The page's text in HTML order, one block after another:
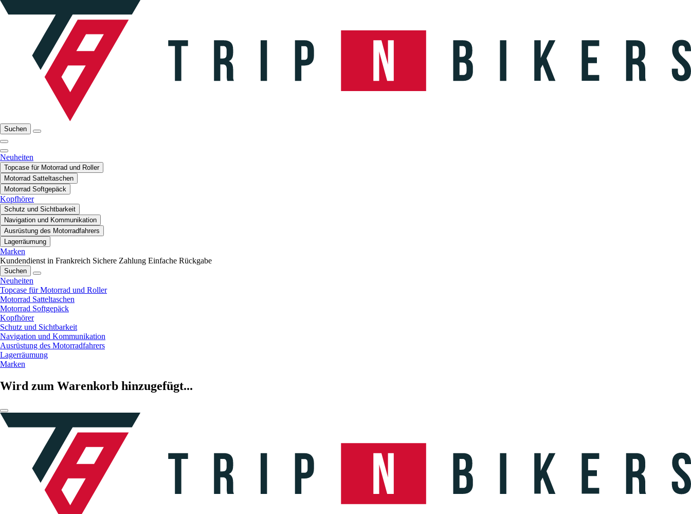
Suchen
Neuheiten
Topcase für Motorrad und Roller
Motorrad Satteltaschen
Motorrad Softgepäck
Kopfhörer
Schutz und Sichtbarkeit
Navigation und Kommunikation
Ausrüstung des Motorradfahrers
Lagerräumung
Marken
Kundendienst in Frankreich Sichere Zahlung Einfache Rückgabe
Suchen
Neuheiten
Topcase für Motorrad und Roller
Motorrad Satteltaschen
Motorrad Softgepäck
Kopfhörer
Schutz und Sichtbarkeit
Navigation und Kommunikation
Ausrüstung des Motorradfahrers
Lagerräumung
Marken
Wird zum Warenkorb hinzugefügt...